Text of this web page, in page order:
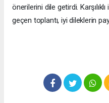
önerilerini dile getirdi.
geçen toplantı, iyi dileklerin